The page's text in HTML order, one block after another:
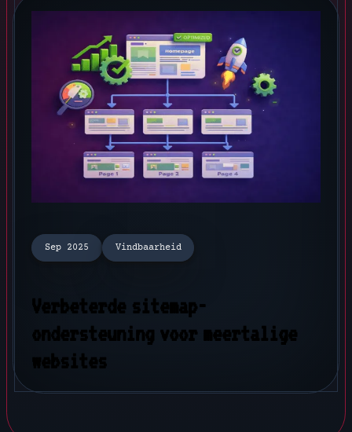
Sep 2025 Vindbaarheid
Verbeterde sitemap-
ondersteuning voor meertalige
websites